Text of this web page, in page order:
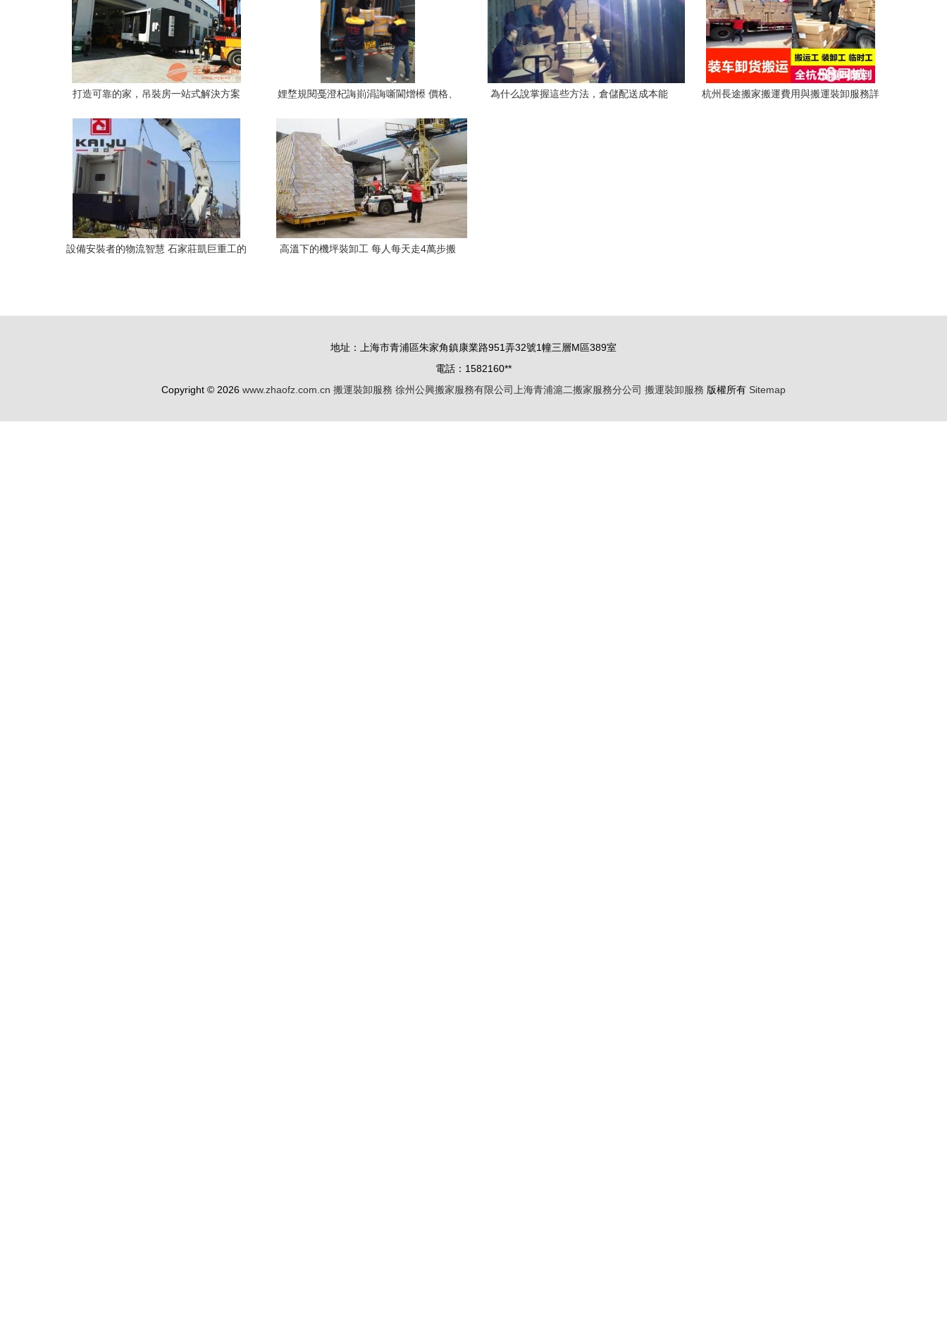
打造可靠的家，吊裝房一站式解決方案
娌堥規閱戞澄杞誨崱涓誨噺閫熷櫒 價格、
為什么說掌握這些方法，倉儲配送成本能
杭州長途搬家搬運費用與搬運裝卸服務詳
設備安裝者的物流智慧 石家莊凱巨重工的
高溫下的機坪裝卸工 每人每天走4萬步搬
地址：上海市青浦區朱家角鎮康業路951弄32號1幢三層M區389室
電話：1582160**
Copyright © 2026 www.zhaofz.com.cn 搬運裝卸服務 徐州公興搬家服務有限公司上海青浦滬二搬家服務分公司 搬運裝卸服務 版權所有 Sitemap